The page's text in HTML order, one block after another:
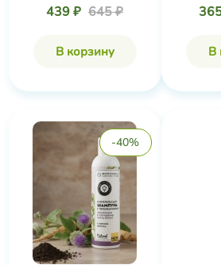
439 ₽ 645 ₽
В корзину В
-40%